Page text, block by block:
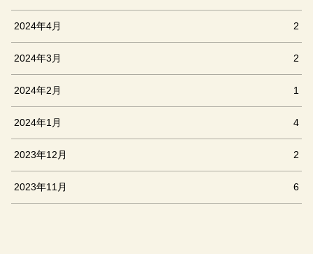
2024年4月 2
2024年3月 2
2024年2月 1
2024年1月 4
2023年12月 2
2023年11月 6